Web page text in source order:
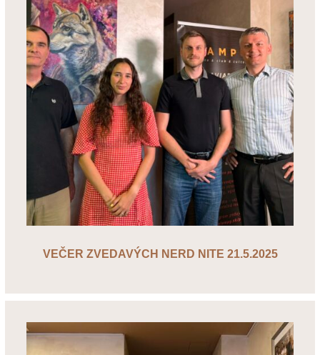
VEČER ZVEDAVÝCH NERD NITE 21.5.2025